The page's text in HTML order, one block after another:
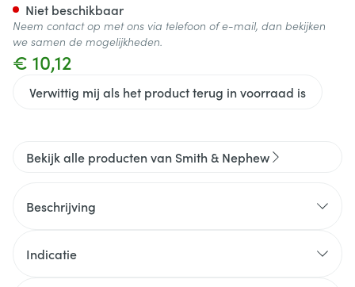
€ 10,12
Verwittig mij als het product terug in voorraad is
Niet beschikbaar
Neem contact op met ons via telefoon of e-mail, dan bekijken
we samen de mogelijkheden.
Bekijk alle producten van Smith & Nephew
Beschrijving
Indicatie